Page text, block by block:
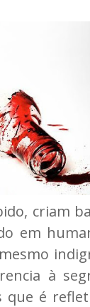
criam
em
à
que é